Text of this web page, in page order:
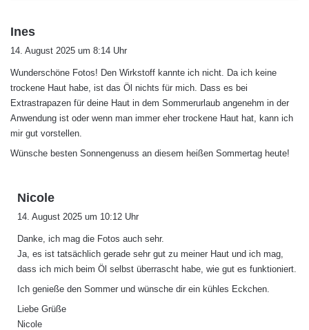
Ines
t
:
14. August 2025 um 8:14 Uhr
Wunderschöne Fotos! Den Wirkstoff kannte ich nicht. Da ich keine
trockene Haut habe, ist das Öl nichts für mich. Dass es bei
Extrastrapazen für deine Haut in dem Sommerurlaub angenehm in der
Anwendung ist oder wenn man immer eher trockene Haut hat, kann ich
mir gut vorstellen.
Wünsche besten Sonnengenuss an diesem heißen Sommertag heute!
Nicole
t
14. August 2025 um 10:12 Uhr
Danke, ich mag die Fotos auch sehr.
Ja, es ist tatsächlich gerade sehr gut zu meiner Haut und ich mag,
dass ich mich beim Öl selbst überrascht habe, wie gut es funktioniert.
Ich genieße den Sommer und wünsche dir ein kühles Eckchen.
Liebe Grüße
Nicole